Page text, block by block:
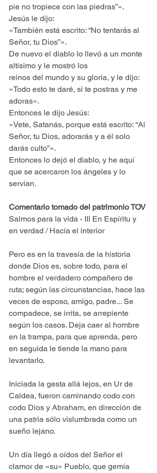
pie no tropiece con las piedras”».
Jesús le dijo:
«También está escrito: “No tentarás al
Señor, tu Dios”».
De nuevo el diablo lo llevó a un monte
altísimo y le mostró los
reinos del mundo y su gloria, y le dijo:
«Todo esto te daré, si te postras y me
adoras».
Entonces le dijo Jesús:
«Vete, Satanás, porque está escrito: “Al
Señor, tu Dios, adorarás y a él solo
darás culto”».
Entonces lo dejó el diablo, y he aquí
que se acercaron los ángeles y lo
servían.
Comentario tomado del patrimonio TOV
Salmos para la vida - III En Espíritu y
en verdad / Hacía el interior
Pero es en la travesía de la historia
donde Dios es, sobre todo, para el
hombre el verdadero compañero de
ruta; según las circunstancias, hace las
veces de esposo, amigo, padre... Se
compadece, se irrita, se arrepiente
según los casos. Deja caer al hombre
en la trampa, para que aprenda, pero
en seguida le tiende la mano para
levantarlo.
Iniciada la gesta allá lejos, en Ur de
Caldea, fueron caminando codo con
codo Dios y Abraham, en dirección de
una patria sólo vislumbrada como un
sueño lejano.
Un día llegó a oídos del Señor el
clamor de «su» Pueblo, que gemía